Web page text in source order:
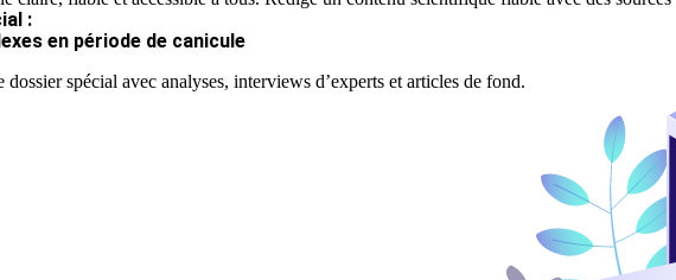
:
en période de canicule
dossier spécial avec analyses, interviews d’experts et articles de fond.